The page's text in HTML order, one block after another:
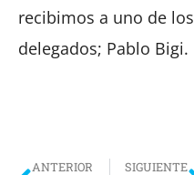
recibimos a uno de los
delegados; Pablo Bigi.
ANTERIOR SIGUIENTE